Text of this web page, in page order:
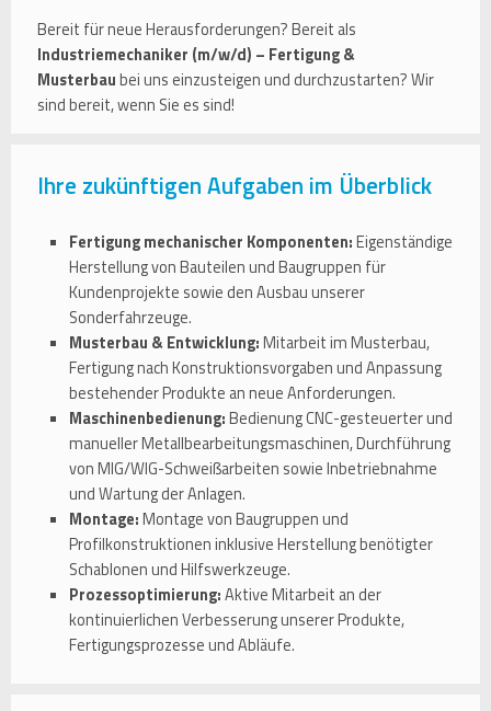
Bereit für neue Herausforderungen? Bereit als
Industriemechaniker (m/w/d) – Fertigung &
Musterbaubei uns einzusteigen und durchzustarten? Wir
sind bereit, wenn Sie es sind!
Ihre zukünftigen Aufgaben im Überblick
Fertigung mechanischer Komponenten:Eigenständige
Herstellung von Bauteilen und Baugruppen für
Kundenprojekte sowie den Ausbau unserer
Sonderfahrzeuge.
Musterbau & Entwicklung:Mitarbeit im Musterbau,
Fertigung nach Konstruktionsvorgaben und Anpassung
bestehender Produkte an neue Anforderungen.
Maschinenbedienung:Bedienung CNC-gesteuerter und
manueller Metallbearbeitungsmaschinen, Durchführung
von MIG/WIG-Schweißarbeiten sowie Inbetriebnahme
und Wartung der Anlagen.
Montage:Montage von Baugruppen und
Profilkonstruktionen inklusive Herstellung benötigter
Schablonen und Hilfswerkzeuge.
Prozessoptimierung:Aktive Mitarbeit an der
kontinuierlichen Verbesserung unserer Produkte,
Fertigungsprozesse und Abläufe.